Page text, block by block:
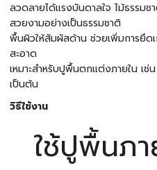
ลวดลายได้เเรงบันดาลใจ ไม้ธรรม
สวยงามอย่างเป็นธรรมชาติ
พื้นผิวให้สัมผัสด้าน ช่วยเพิ่มการยึด
สะอาด
เหมาะสำหรับปูพื้นตกแต่งภายใน เ
เป็นต้น
วิธีใช้งาน
ใช้ปูพื้นภา